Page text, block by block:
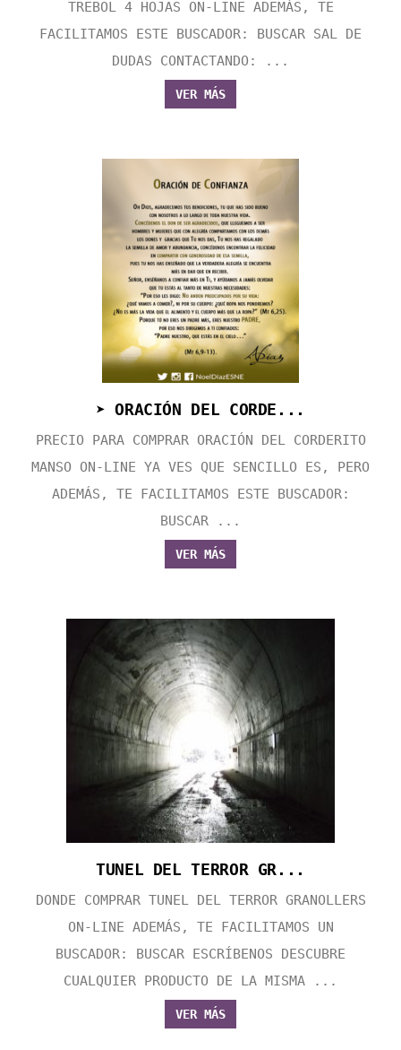
TREBOL 4 HOJAS ON-LINE ADEMÁS, TE
FACILITAMOS ESTE BUSCADOR: BUSCAR SAL DE
DUDAS CONTACTANDO: ...
VER MÁS
➤ ORACIÓN DEL CORDE...
PRECIO PARA COMPRAR ORACIÓN DEL CORDERITO
MANSO ON-LINE YA VES QUE SENCILLO ES, PERO
ADEMÁS, TE FACILITAMOS ESTE BUSCADOR:
BUSCAR ...
VER MÁS
TUNEL DEL TERROR GR...
DONDE COMPRAR TUNEL DEL TERROR GRANOLLERS
ON-LINE ADEMÁS, TE FACILITAMOS UN
BUSCADOR: BUSCAR ESCRÍBENOS DESCUBRE
CUALQUIER PRODUCTO DE LA MISMA ...
VER MÁS